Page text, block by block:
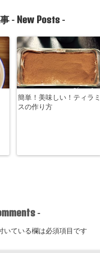
- New Posts -
簡単！美味しい！ティラミ
スの作り方
-
いている欄は必須項目です